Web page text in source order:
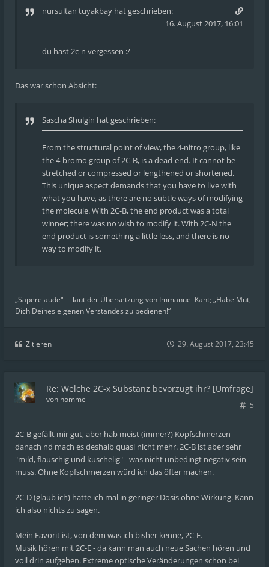
nursultan tuyakbay hat geschrieben:
16. August 2017, 16:01
du hast 2c-n vergessen :/
Das war schon Absicht:
Sascha Shulgin hat geschrieben:
From the structural point of view, the 4-nitro group, like
the 4-bromo group of 2C-B, is a dead-end. It cannot be
stretched or compressed or lengthened or shortened.
This unique aspect demands that you have to live with
what you have, as there are no subtle ways of modifying
the molecule. With 2C-B, the end product was a total
winner; there was no wish to modify it. With 2C-N the
end product is something a little less, and there is no
way to modify it.
„Sapere aude" ---laut der Übersetzung von Immanuel Kant; „Habe Mut,
Dich Deines eigenen Verstandes zu bedienen!“
Zitieren 29. August 2017, 23:45
Re: Welche 2C-x Substanz bevorzugt ihr? [Umfrage]
5
von homme
2C-B gefällt mir gut, aber hab meist (immer?) Kopfschmerzen
danach nd mach es deshalb quasi nicht mehr. 2C-B ist aber sehr
"mild, flauschig und kuschelig" - was nicht unbedingt negativ sein
muss. Ohne Kopfschmerzen würd ich das öfter machen.
2C-D (glaub ich) hatte ich mal in geringer Dosis ohne Wirkung. Kann
ich also nichts zu sagen.
Mein Favorit ist, von dem was ich bisher kenne, 2C-E.
Musik hören mit 2C-E - da kann man auch neue Sachen hören und
voll drin aufgehen. Extreme optische Veränderungen schon bei